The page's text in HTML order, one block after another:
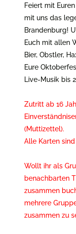
Feiert mit
mit uns das
Brandenburg!
Euch mit allen
Bier, Obstler,
Eure
Live-Musik bis
Zutritt ab 16
(Muttizettel).
Alle Karten
Wollt ihr als
benachbarten
zusammen
mehrere
zusammen zu